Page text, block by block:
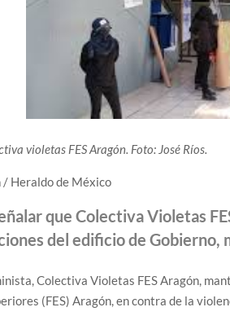
violetas FES Aragón. Foto: José Ríos.
Heraldo de México
que Colectiva Violetas
del edificio de Gobierno,
Colectiva Violetas FES Aragón,
(FES) Aragón, en contra de la